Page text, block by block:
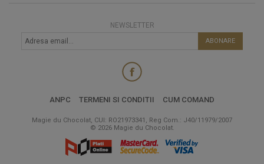
NEWSLETTER
ABONARE
ANPC TERMENI SI CONDITII CUM COMAND
Magie du Chocolat, CUI: RO21973341, Reg Com.: J40/11979/2007
© 2026 Magie du Chocolat.